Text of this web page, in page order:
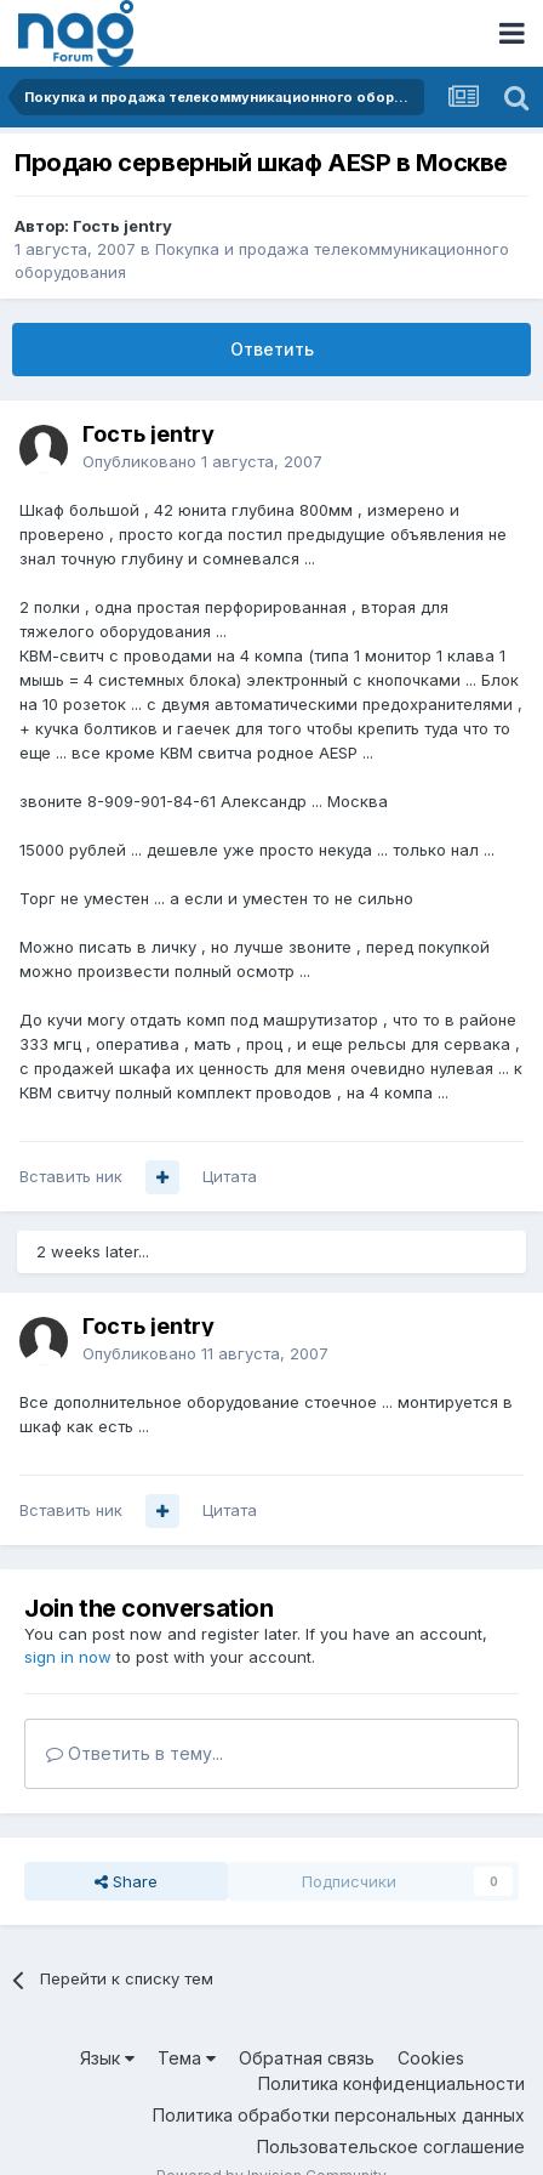
Покупка и продажа телекоммуникационного оборудования
Продаю серверный шкаф AESP в Москве
Автор: Гость jentry
1 августа, 2007 в Покупка и продажа телекоммуникационного
оборудования
Ответить
Гость jentry
Опубликовано 1 августа, 2007
Шкаф большой , 42 юнита глубина 800мм , измерено и
проверено , просто когда постил предыдущие объявления не
знал точную глубину и сомневался ...
2 полки , одна простая перфорированная , вторая для
тяжелого оборудования ...
КВМ-свитч с проводами на 4 компа (типа 1 монитор 1 клава 1
мышь = 4 системных блока) электронный с кнопочками ... Блок
на 10 розеток ... с двумя автоматическими предохранителями ,
+ кучка болтиков и гаечек для того чтобы крепить туда что то
еще ... все кроме КВМ свитча родное AESP ...
звоните 8-909-901-84-61 Александр ... Москва
15000 рублей ... дешевле уже просто некуда ... только нал ...
Торг не уместен ... а если и уместен то не сильно
Можно писать в личку , но лучше звоните , перед покупкой
можно произвести полный осмотр ...
До кучи могу отдать комп под машрутизатор , что то в районе
333 мгц , оператива , мать , проц , и еще рельсы для сервака ,
с продажей шкафа их ценность для меня очевидно нулевая ... к
КВМ свитчу полный комплект проводов , на 4 компа ...
Вставить ник Цитата
2 weeks later...
Гость jentry
Опубликовано 11 августа, 2007
Все дополнительное оборудование стоечное ... монтируется в
шкаф как есть ...
Вставить ник Цитата
Join the conversation
You can post now and register later. If you have an account,
sign in now to post with your account.
Ответить в тему...
Share Подписчики 0
Перейти к списку тем
Язык Тема Обратная связь
Cookies
Политика конфиденциальности
Политика обработки персональных данных
Пользовательское соглашение